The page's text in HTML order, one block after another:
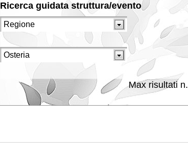
Ricerca guidata struttura/evento
Max risultati n.